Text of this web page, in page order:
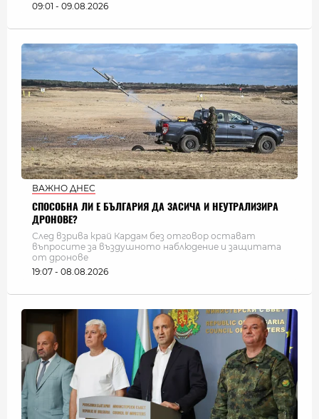
09:01 - 09.08.2026
ВАЖНО ДНЕС
СПОСОБНА ЛИ Е БЪЛГАРИЯ ДА ЗАСИЧА И НЕУТРАЛИЗИРА
ДРОНОВЕ?
След взрива край Кардам без отговор остават
въпросите за въздушното наблюдение и защитата
от дронове
19:07 - 08.08.2026